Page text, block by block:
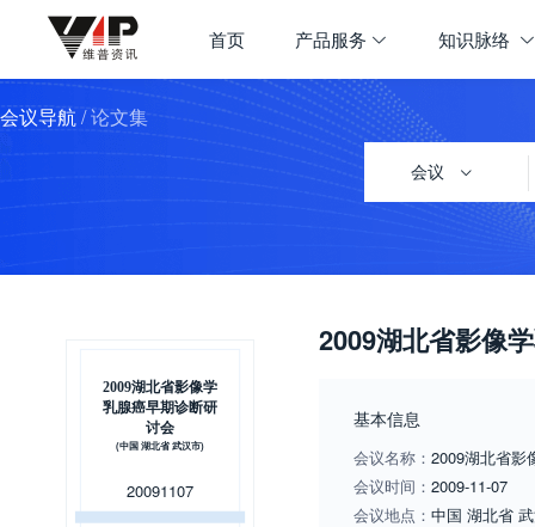
首页 产品服务 知识脉络
会议导航/ 论文集
会议
2009湖北省影像学
乳腺癌早期诊断研
讨会
(中国 湖北省 武汉市)
20091107
2009湖北省影像
基本信息
会议名称： 2009湖北省影
会议时间： 2009-11-07
会议地点： 中国 湖北省